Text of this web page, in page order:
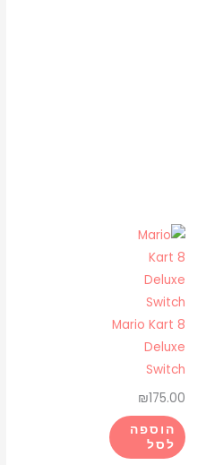
Mario Kart 8
Deluxe
Switch
₪175.00
הוספה
לסל